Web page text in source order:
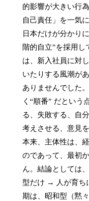
的影響が大きい行
自己責任」を一気
日本だけが分かり
階的自立”を採用
は、新入社員に対
いたりする風潮が
ありませんでした
く“順番” だという
る、失敗する、自
考えさせる、意見
本来、主体性は、
のであって、最初
ん。結論としては
型だけ → 人が育ち
期は、昭和型（黙